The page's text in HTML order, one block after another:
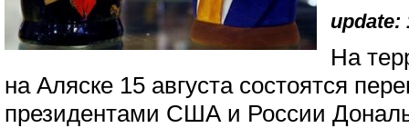
update:
На
на Аляске 15 августа состоятся
президентами США и России